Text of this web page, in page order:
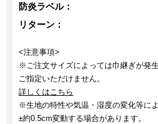
防炎ラベル：
リターン：
<注意事項>
※ご注文サイズによっては巾継ぎが発
ご指定いただけません。
詳しくはこちら
※生地の特性や気温・湿度の変化等に
±約0.5cm変動する場合があります。